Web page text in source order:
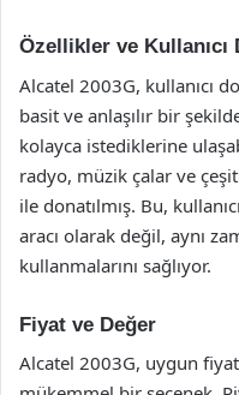
Özellikler ve Kullanıcı
Alcatel 2003G, kullanıcı
basit ve anlaşılır bir
kolayca istediklerine
radyo, müzik çalar ve
ile donatılmış. Bu,
aracı olarak değil, aynı
kullanmalarını sağlıyor.
Fiyat ve Değer
Alcatel 2003G, uygun